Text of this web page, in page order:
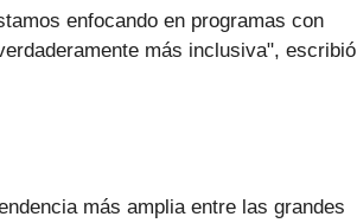
enfocando en programas con
más inclusiva", escribió
más amplia entre las grandes